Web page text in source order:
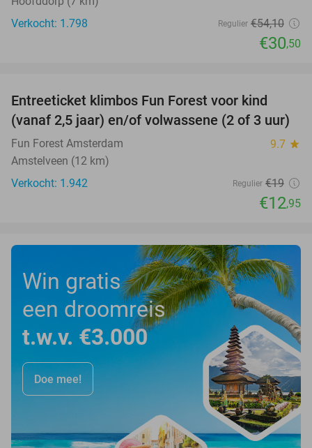
Verkocht: 1.798
Regulier €54,10
€30,50
Entreeticket klimbos Fun Forest voor kind
(vanaf 2,5 jaar) en/of volwassene (2 of 3 uur)
Fun Forest Amsterdam 9.7 star
Amstelveen (12 km)
Verkocht: 1.942
Regulier €19
€12,95
Win gratis
een droomreis
t.w.v. €3.000
Doe mee!